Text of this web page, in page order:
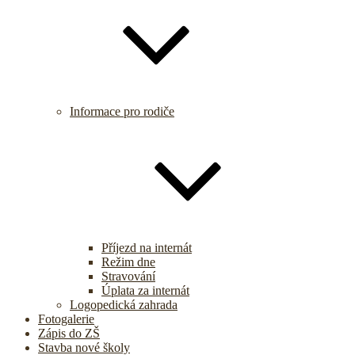
Informace pro rodiče
Příjezd na internát
Režim dne
Stravování
Úplata za internát
Logopedická zahrada
Fotogalerie
Zápis do ZŠ
Stavba nové školy